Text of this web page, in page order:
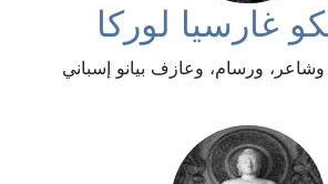
غارسيا لوركا
ورسام، وعازف بيانو إسباني